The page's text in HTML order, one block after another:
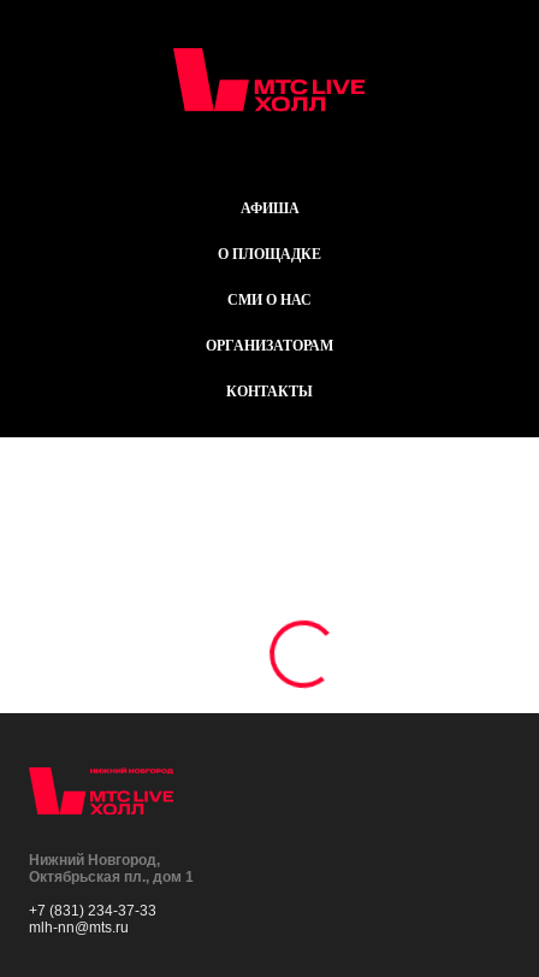
АФИША
О ПЛОЩАДКЕ
СМИ О НАС
ОРГАНИЗАТОРАМ
КОНТАКТЫ
Нижний Новгород,
Октябрьская пл., дом 1
+7 (831) 234-37-33
mlh-nn@mts.ru